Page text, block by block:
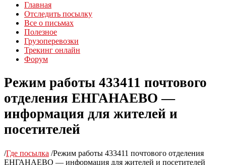
Главная
Отследить посылку
Все о письмах
Полезное
Грузоперевозки
Трекинг онлайн
Форум
Режим работы 433411 почтового
отделения ЕНГАНАЕВО —
информация для жителей и
посетителей
/Где посылка /Режим работы 433411 почтового отделения
ЕНГАНАЕВО — информация для жителей и посетителей